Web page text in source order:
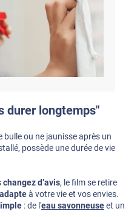
durer longtemps"
ou ne jaunisse après un
possède une durée de vie
changez d’avis, le film se retire
à votre vie et vos envies.
: de l'eau savonneuseet un